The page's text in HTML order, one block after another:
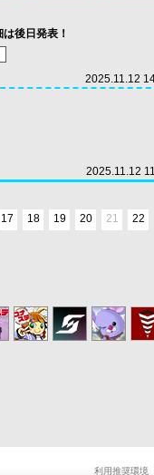
後日発表！
2025.11.12
2025.11.12
17 18 19 20 21 22
利用推奨環境